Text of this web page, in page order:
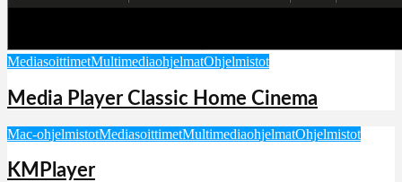
MediasoittimetMultimediaohjelmatOhjelmistot
Media Player Classic Home Cinema
Mac-ohjelmistotMediasoittimetMultimediaohjelmatOhjelmistot
KMPlayer